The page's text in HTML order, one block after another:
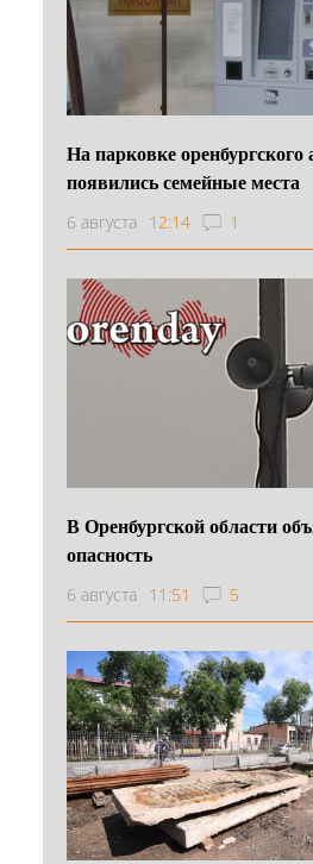
На парковке оренбургского
появились семейные места
6 августа 12:14 1
В Оренбургской области
опасность
6 августа 11:51 5